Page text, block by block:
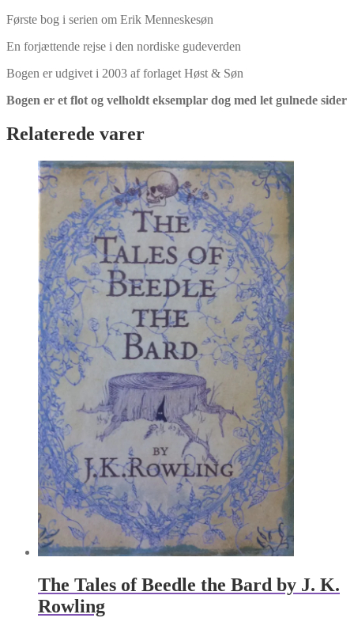
Første bog i serien om Erik Menneskesøn
En forjættende rejse i den nordiske gudeverden
Bogen er udgivet i 2003 af forlaget Høst & Søn
Bogen er et flot og velholdt eksemplar dog med let gulnede sider
Relaterede varer
The Tales of Beedle the Bard by J. K.
Rowling